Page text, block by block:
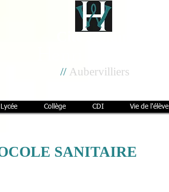
Cité scolaire
//Aubervilliers
Lycée Collège CDI Vie de l'élève
SANITAIRE